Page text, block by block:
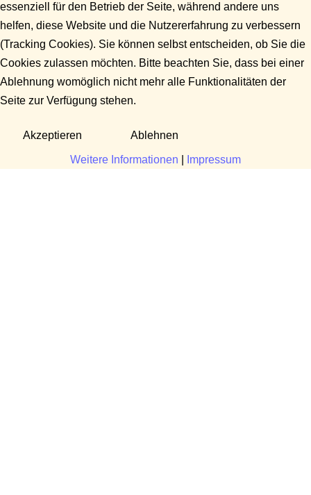
essenziell für den Betrieb der Seite, während andere uns
helfen, diese Website und die Nutzererfahrung zu verbessern
(Tracking Cookies). Sie können selbst entscheiden, ob Sie die
Cookies zulassen möchten. Bitte beachten Sie, dass bei einer
Ablehnung womöglich nicht mehr alle Funktionalitäten der
Seite zur Verfügung stehen.
Akzeptieren Ablehnen
Weitere Informationen Impressum